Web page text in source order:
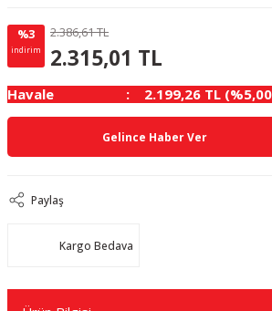
%3
indirim
2.386,61 TL
2.315,01 TL
Havale 2.199,26 TL
Gelince Haber Ver
Paylaş
Kargo Bedava